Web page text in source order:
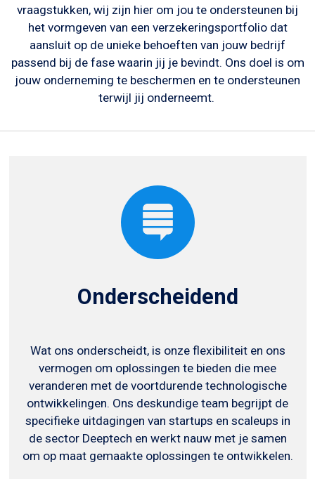
vraagstukken, wij zijn hier om jou te ondersteunen bij
het vormgeven van een verzekeringsportfolio dat
aansluit op de unieke behoeften van jouw bedrijf
passend bij de fase waarin jij je bevindt. Ons doel is om
jouw onderneming te beschermen en te ondersteunen
terwijl jij onderneemt.
Onderscheidend
Wat ons onderscheidt, is onze flexibiliteit en ons
vermogen om oplossingen te bieden die mee
veranderen met de voortdurende technologische
ontwikkelingen. Ons deskundige team begrijpt de
specifieke uitdagingen van startups en scaleups in
de sector Deeptech en werkt nauw met je samen
om op maat gemaakte oplossingen te ontwikkelen.